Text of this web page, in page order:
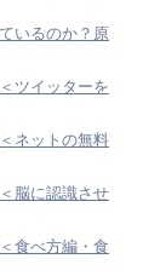
いるのか？原
ツイッターを
ネットの無料
脳に認識させ
食べ方編・食